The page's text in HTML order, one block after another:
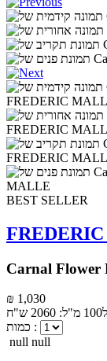
BEST SELLER
Carnal Flower
₪ 1,030
כמות :
null null